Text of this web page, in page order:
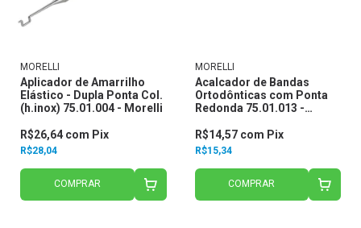
MORELLI
Aplicador de Amarrilho
Elástico - Dupla Ponta Col.
(h.inox) 75.01.004 - Morelli
R$28,04
R$26,64 com Pix
COMPRAR
MORELLI
Acalcador de Bandas
Ortodônticas com Ponta
Redonda 75.01.013 -
R$15,34
R$14,57 com Pix
COMPRAR